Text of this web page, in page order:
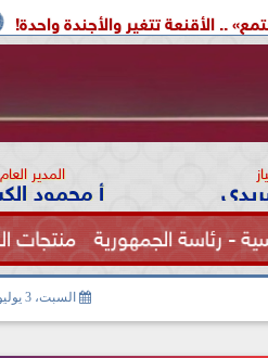
الطقس والأجندة واحدة!
المدير العامأ محمود
- رئاسة الجمهورية منتجات
الصحة السبت، 3 يوليو 2021